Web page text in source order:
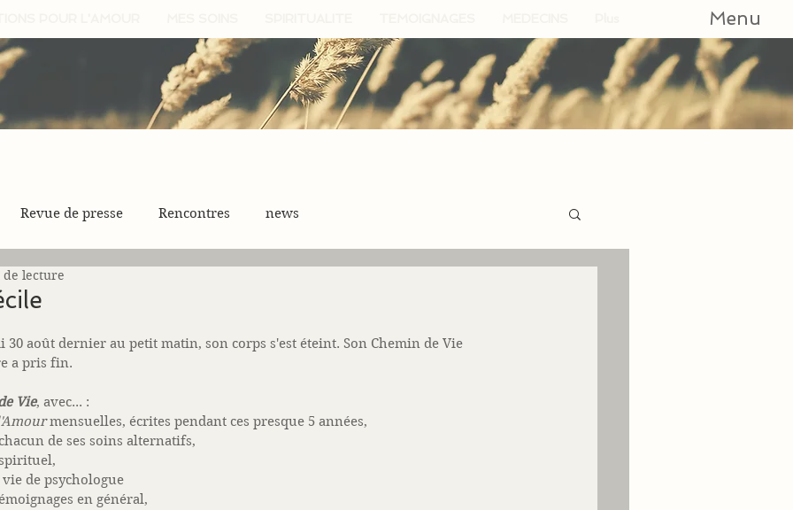
Menu
Revue de presse Rencontres news
de lecture
30 août dernier au petit matin, son corps s'est éteint. Son Chemin de Vie
a pris fin.
Vie, avec... :
mensuelles, écrites pendant ces presque 5 années,
de ses soins alternatifs,
de psychologue
en général,